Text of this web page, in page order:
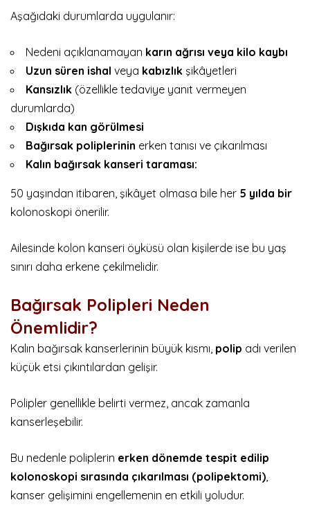
Aşağıdaki durumlarda uygulanır:
Nedeni açıklanamayan karın ağrısı veya kilo kaybı
Uzun süren ishal veya kabızlık şikâyetleri
Kansızlık (özellikle tedaviye yanıt vermeyen
durumlarda)
Dışkıda kan görülmesi
Bağırsak poliplerinin erken tanısı ve çıkarılması
Kalın bağırsak kanseri taraması:
50 yaşından itibaren, şikâyet olmasa bile her 5 yılda bir
kolonoskopi önerilir.
Ailesinde kolon kanseri öyküsü olan kişilerde ise bu yaş
sınırı daha erkene çekilmelidir.
Bağırsak Polipleri Neden
Önemlidir?
Kalın bağırsak kanserlerinin büyük kısmı, polip adı verilen
küçük etsi çıkıntılardan gelişir.
Polipler genellikle belirti vermez, ancak zamanla
kanserleşebilir.
Bu nedenle poliplerin erken dönemde tespit edilip
kolonoskopi sırasında çıkarılması (polipektomi),
kanser gelişimini engellemenin en etkili yoludur.